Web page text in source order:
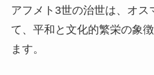
アフメト3世の治世は、オス
て、平和と文化的繁栄の象
ます。